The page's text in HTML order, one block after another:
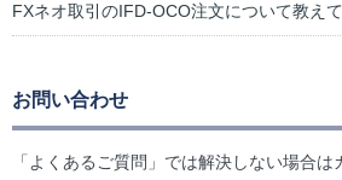
FXネオ取引のIFD-OCO注文について教えて
お問い合わせ
「よくあるご質問」では解決しない場合は